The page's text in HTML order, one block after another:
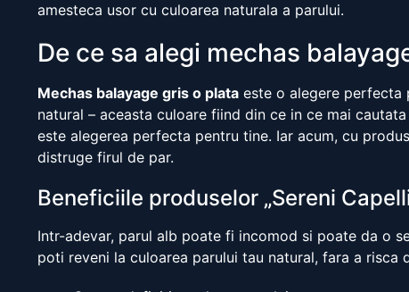
amesteca usor cu culoarea naturala a parului.
De ce sa alegi mechas
Mechas balayage gris o plata este o alegere perfecta
natural – aceasta culoare fiind din ce in ce mai
este alegerea perfecta pentru tine. Iar acum, cu
distruge firul de par.
Beneficiile produselor „Sereni
Intr-adevar, parul alb poate fi incomod si poate da o
poti reveni la culoarea parului tau natural, fara a